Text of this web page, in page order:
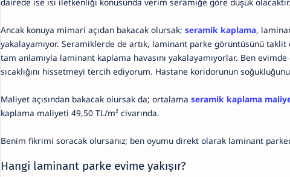
Ancak konuya mimari açıdan bakacak olursak; seramik kaplama,
yakalayamıyor. Seramiklerde de artık, laminant parke görüntüsünü
tam anlamıyla laminant kaplama havasını yakalayamıyorlar. Ben
sıcaklığını hissetmeyi tercih ediyorum. Hastane koridorunun
Maliyet açısından bakacak olursak da; ortalama seramik kaplama
kaplama maliyeti 49,50 TL/m² civarında.
Benim fikrimi soracak olursanız; ben oyumu direkt olarak laminant
Hangi laminant parke evime yakışır?